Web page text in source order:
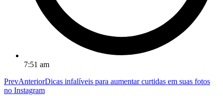
7:51 am
PrevAnteriorDicas infalíveis para aumentar curtidas em suas fotos
no Instagram